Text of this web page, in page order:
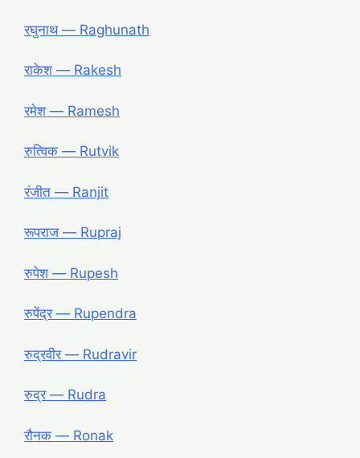
रघुनाथ ― Raghunath
राकेश ― Rakesh
रमेश ― Ramesh
रुत्विक ― Rutvik
रंजीत ― Ranjit
रूपराज ― Rupraj
रुपेश ― Rupesh
रुपेंद्र ― Rupendra
रुद्रवीर ― Rudravir
रुद्र ― Rudra
रौनक ― Ronak